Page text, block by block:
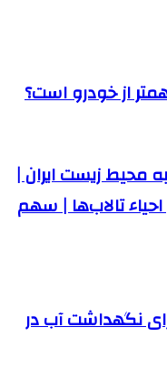
از خودرو است؟
به محیط زیست ایران |
احیاء تالاب‌ها | سهم
نگهداشت آب در